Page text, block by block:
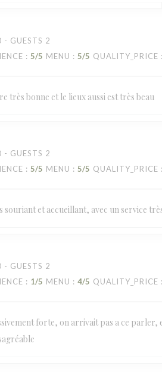
GUESTS 2
: 5/5 MENU : 5/5 QUALITY_PRICE
très bonne et le lieux aussi est très beau
GUESTS 2
: 5/5 MENU : 5/5 QUALITY_PRICE
souriant et accueillant, avec un service
GUESTS 2
: 1/5 MENU : 4/5 QUALITY_PRICE
forte, on arrivait pas a ce parler,